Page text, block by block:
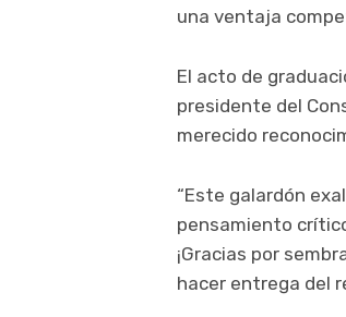
una ventaja
El acto de
presidente del
merecido
“Este galardón
pensamiento
¡Gracias por
hacer entrega del